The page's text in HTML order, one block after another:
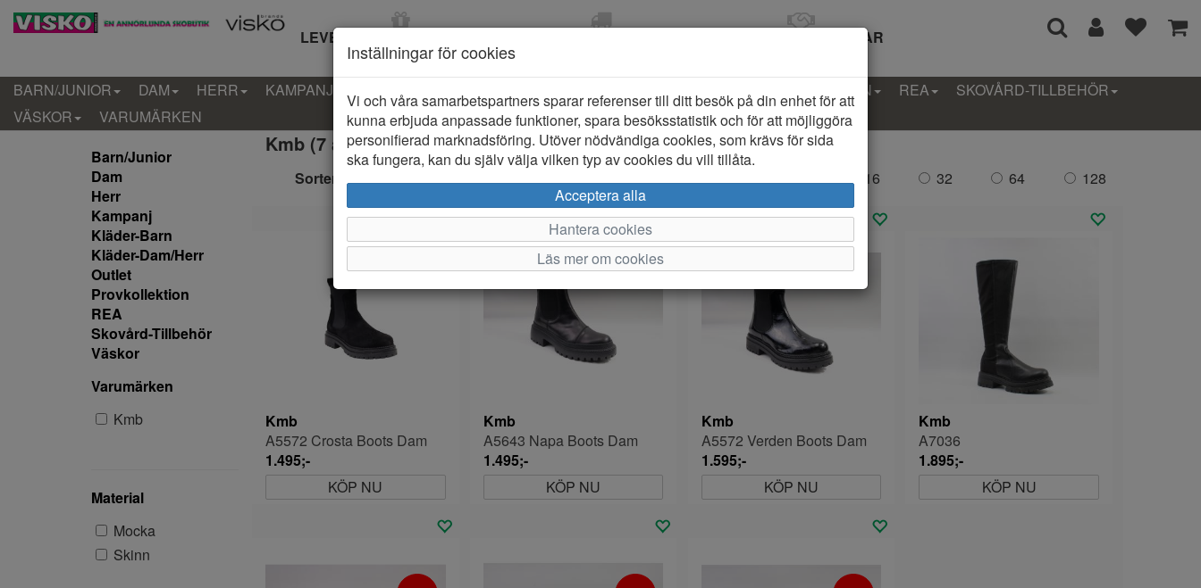
LEVERANS INOM 2-5 DAGAR ÖPPET KÖP I 14 DAGAR
BARN/JUNIOR DAM HERR KAMPANJ KLÄDER-BARN PROVKOLLEKTION REA
SKOVÅRD-TILLBEHÖR
VÄSKOR
VARUMÄRKEN
Barn/Junior
Dam
Herr
Kampanj
Kläder-Barn
Kläder-Dam/Herr
Outlet
Provkollektion
REA
Skovård-Tillbehör
Väskor
Varumärken
Kmb
Material
Mocka
Skinn
Kmb (7 artiklar)
Sortera efter: Per sida: 16 32 64 128
Kmb
A5572 Crosta Boots Dam
1.495;-
KÖP NU
Kmb
A5643 Napa Boots Dam
1.495;-
KÖP NU
Kmb
A5572 Verden Boots Dam
1.595;-
KÖP NU
Kmb
A7036
1.895;-
KÖP NU
Inställningar för cookies
Vi och våra samarbetspartners sparar referenser till ditt besök på din enhet för att
kunna erbjuda anpassade funktioner, spara besöksstatistik och för att möjliggöra
personifierad marknadsföring. Utöver nödvändiga cookies, som krävs för sida
ska fungera, kan du själv välja vilken typ av cookies du vill tillåta.
Acceptera alla
Hantera cookies
Läs mer om cookies